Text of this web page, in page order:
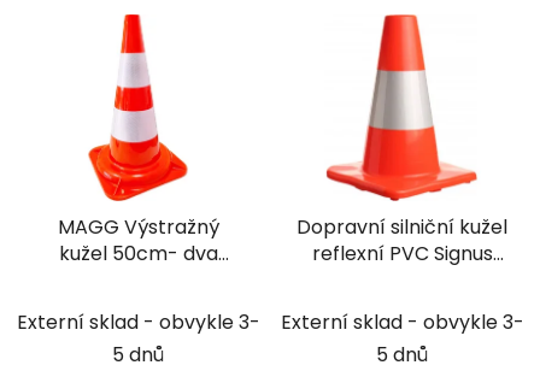
ů
k
MAGG Výstražný
kužel 50cm- dva
Externí sklad - obvykle 3-
5 dnů
Dopravní silniční kužel
reflexní PVC Signus
Externí sklad - obvykle 3-
5 dnů